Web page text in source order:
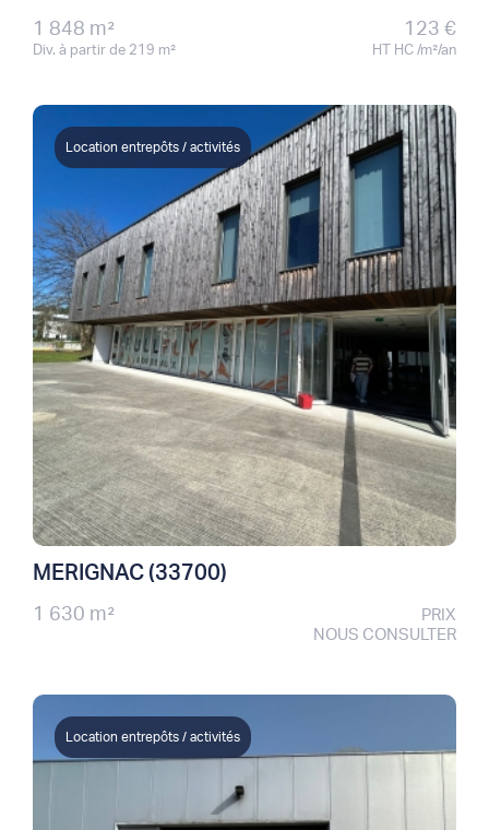
1 848 m²
Div. à partir de 219 m²
123 €
HT HC /m²/an
Location entrepôts / activités
MERIGNAC (33700)
1 630 m²
PRIX
NOUS CONSULTER
Location entrepôts / activités